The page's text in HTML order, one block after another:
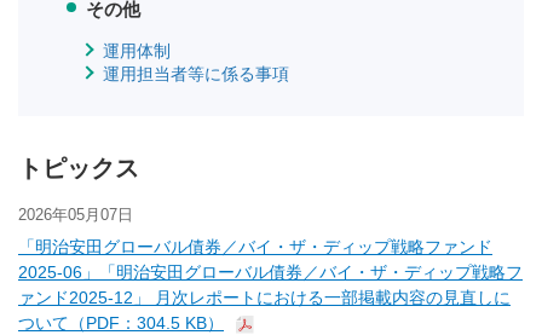
その他
運用体制
運用担当者等に係る事項
トピックス
2026年05月07日
「明治安田グローバル債券／バイ・ザ・ディップ戦略ファンド
2025-06」「明治安田グローバル債券／バイ・ザ・ディップ戦略フ
ァンド2025-12」 月次レポートにおける一部掲載内容の見直しに
ついて（PDF：304.5 KB）